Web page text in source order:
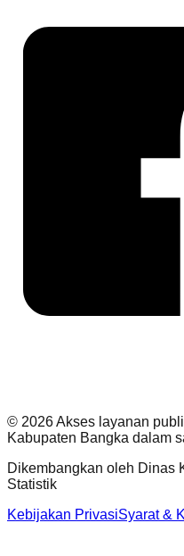
© 2026Akses layanan
Kabupaten Bangka dalam
Dikembangkan oleh Dinas
Statistik
Kebijakan PrivasiSyarat &